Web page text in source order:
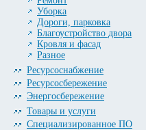
Уборка
Дороги, парковка
Благоустройство двора
Кровля и фасад
Разное
Ресурсоснабжение
Ресурсосбережение
Энергосбережение
Товары и услуги
Специализированное ПО